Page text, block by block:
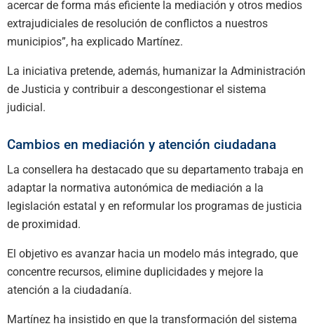
acercar de forma más eficiente la mediación y otros medios
extrajudiciales de resolución de conflictos a nuestros
municipios”, ha explicado Martínez.
La iniciativa pretende, además, humanizar la Administración
de Justicia y contribuir a descongestionar el sistema
judicial.
Cambios en mediación y atención ciudadana
La consellera ha destacado que su departamento trabaja en
adaptar la normativa autonómica de mediación a la
legislación estatal y en reformular los programas de justicia
de proximidad.
El objetivo es avanzar hacia un modelo más integrado, que
concentre recursos, elimine duplicidades y mejore la
atención a la ciudadanía.
Martínez ha insistido en que la transformación del sistema